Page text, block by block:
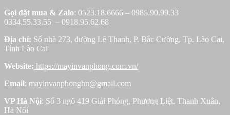
Gọi đặt mua & Zalo: 0523.18.6666 – 0985.90.99.33
0334.55.33.55 – 0918.95.62.68
Địa chỉ: Số nhà 273, đường Lê Thanh, P. Bắc Cường, Tp. Lào Cai,
Tỉnh Lào Cai
Website: https://mayinvanphong.com.vn/
Email: mayinvanphonghn@gmail.com
VP Hà Nội: Số 3 ngõ 419 Giải Phóng, Phương Liệt, Thanh Xuân,
Hà Nôi